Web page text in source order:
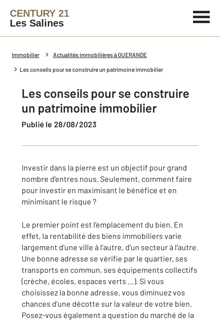
CENTURY 21
Les Salines
Immobilier Actualités immobilières à GUERANDE
Les conseils pour se construire un patrimoine immobilier
Les conseils pour se construire
un patrimoine immobilier
Publié le 28/08/2023
Investir dans la pierre est un objectif pour grand
nombre d’entres nous. Seulement, comment faire
pour investir en maximisant le bénéfice et en
minimisant le risque ?
Le premier point est l’emplacement du bien. En
effet, la rentabilité des biens immobiliers varie
largement d’une ville à l’autre, d’un secteur à l’autre.
Une bonne adresse se vérifie par le quartier, ses
transports en commun, ses équipements collectifs
(crèche, écoles, espaces verts …). Si vous
choisissez la bonne adresse, vous diminuez vos
chances d’une décotte sur la valeur de votre bien.
Posez-vous également a question du marché de la